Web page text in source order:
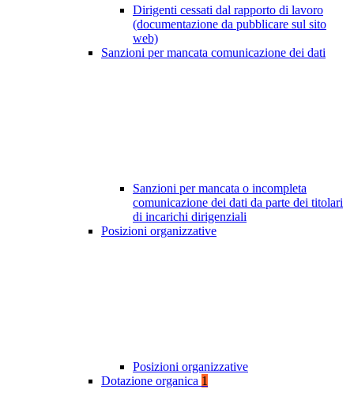
Dirigenti cessati dal rapporto di lavoro
(documentazione da pubblicare sul sito
web)
Sanzioni per mancata comunicazione dei dati
Sanzioni per mancata o incompleta
comunicazione dei dati da parte dei titolari
di incarichi dirigenziali
Posizioni organizzative
Posizioni organizzative
Dotazione organica 1